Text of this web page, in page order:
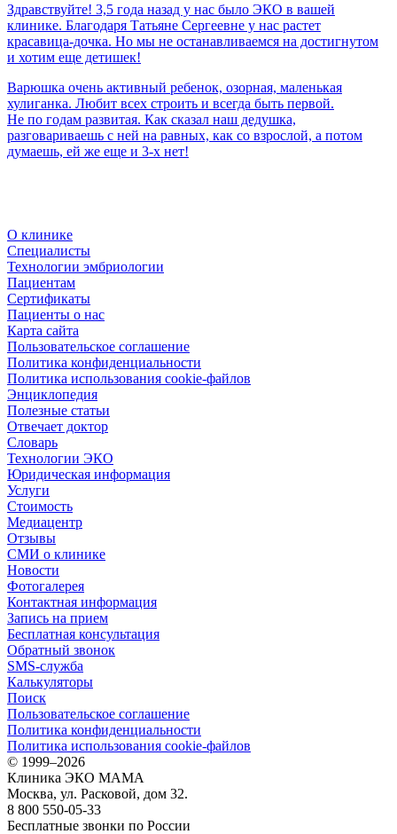
Здравствуйте! 3,5 года назад у нас было ЭКО в вашей
клинике. Благодаря Татьяне Сергеевне у нас растет
красавица-дочка. Но мы не останавливаемся на достигнутом
и хотим еще детишек!
Варюшка очень активный ребенок, озорная, маленькая
хулиганка. Любит всех строить и всегда быть первой.
Не по годам развитая. Как сказал наш дедушка,
разговариваешь с ней на равных, как со взрослой, а потом
думаешь, ей же еще и 3-х нет!
О клинике
Специалисты
Технологии эмбриологии
Пациентам
Сертификаты
Пациенты о нас
Карта сайта
Пользовательское соглашение
Политика конфиденциальности
Политика использования cookie-файлов
Энциклопедия
Полезные статьи
Отвечает доктор
Словарь
Технологии ЭКО
Юридическая информация
Услуги
Стоимость
Медиацентр
Отзывы
СМИ о клинике
Новости
Фотогалерея
Контактная информация
Запись на прием
Бесплатная консультация
Обратный звонок
SMS-служба
Калькуляторы
Поиск
Пользовательское соглашение
Политика конфиденциальности
Политика использования cookie-файлов
© 1999–2026
Клиника ЭКО МАМА
Москва, ул. Расковой, дом 32.
8 800 550-05-33
Бесплатные звонки по России